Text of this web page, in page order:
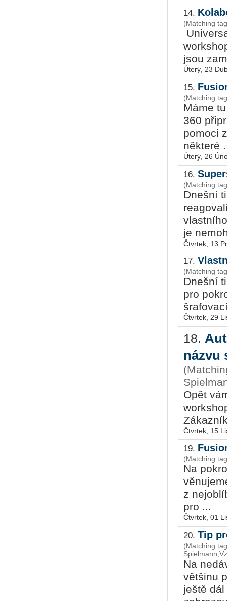
14.
(Matching
jsou
Úterý, 23
15.
(Matching
Máme
360
pomoci
některé
Úterý, 26
16.
(Matching
Dnešní
je
Čtvrtek, 13
17.
Dnešní
pro
Čtvrtek, 29
18.
názvu
Opět
Čtvrtek, 15
19.
Na
z
pro ...
Čtvrtek, 01
20. Tip
(Matching
Na
většinu
ještě